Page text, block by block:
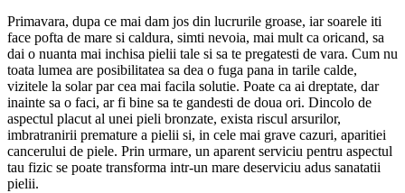
Primavara, dupa ce mai dam jos din lucrurile groase, iar soarele iti
face pofta de mare si caldura, simti nevoia, mai mult ca oricand, sa
dai o nuanta mai inchisa pielii tale si sa te pregatesti de vara. Cum nu
toata lumea are posibilitatea sa dea o fuga pana in tarile calde,
vizitele la solar par cea mai facila solutie. Poate ca ai dreptate, dar
inainte sa o faci, ar fi bine sa te gandesti de doua ori. Dincolo de
aspectul placut al unei pieli bronzate, exista riscul arsurilor,
imbratranirii premature a pielii si, in cele mai grave cazuri, aparitiei
cancerului de piele. Prin urmare, un aparent serviciu pentru aspectul
tau fizic se poate transforma intr-un mare deserviciu adus sanatatii
pielii.